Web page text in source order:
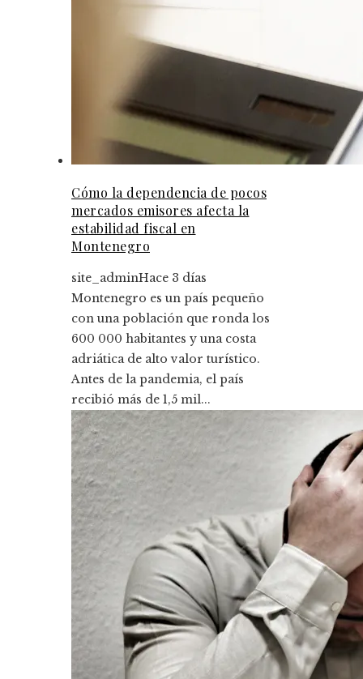
Cómo la dependencia de pocos
mercados emisores afecta la
estabilidad fiscal en
Montenegro
site_adminHace 3 días
Montenegro es un país pequeño
con una población que ronda los
600 000 habitantes y una costa
adriática de alto valor turístico.
Antes de la pandemia, el país
recibió más de 1,5 mil...